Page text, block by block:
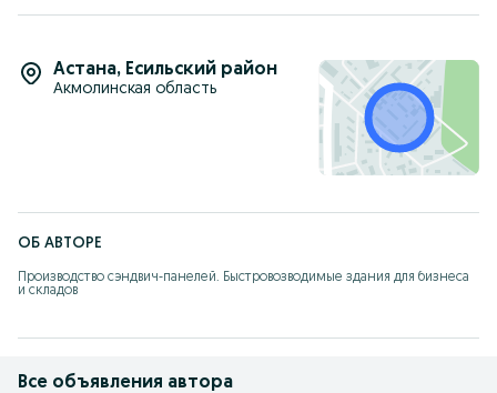
Астана, Есильский район
Акмолинская область
ОБ АВТОРЕ
Производство сэндвич-панелей. Быстровозводимые здания для бизнеса
и складов
Все объявления автора